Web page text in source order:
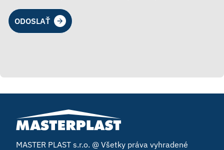
ODOSLAŤ
MASTER PLAST s.r.o. @ Všetky práva vyhradené